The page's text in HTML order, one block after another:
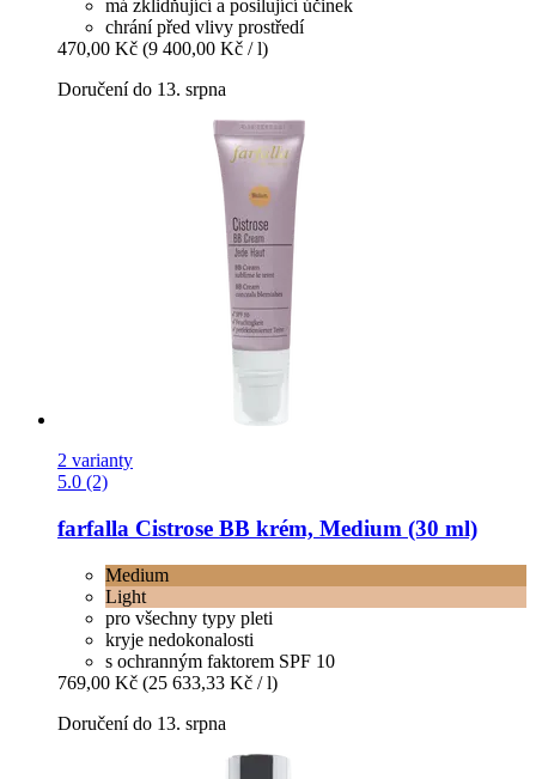
má zklidňující a posilující účinek
chrání před vlivy prostředí
470,00 Kč (9 400,00 Kč / l)
Doručení do 13. srpna
2 varianty
5.0 (2)
farfalla Cistrose BB krém, Medium (30 ml)
Medium
Light
pro všechny typy pleti
kryje nedokonalosti
s ochranným faktorem SPF 10
769,00 Kč (25 633,33 Kč / l)
Doručení do 13. srpna